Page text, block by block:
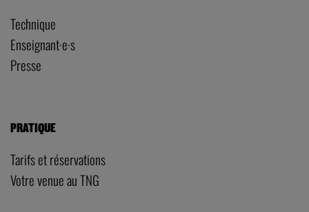
Technique
Enseignant·e·s
Presse
PRATIQUE
Tarifs et réservations
Votre venue au TNG